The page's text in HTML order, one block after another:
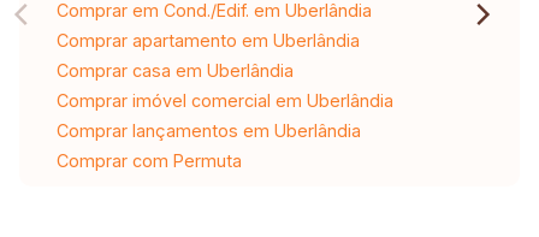
Comprar em Cond./Edif. em Uberlândia
Comprar apartamento em Uberlândia
Comprar casa em Uberlândia
Comprar imóvel comercial em Uberlândia
Comprar lançamentos em Uberlândia
Comprar com Permuta